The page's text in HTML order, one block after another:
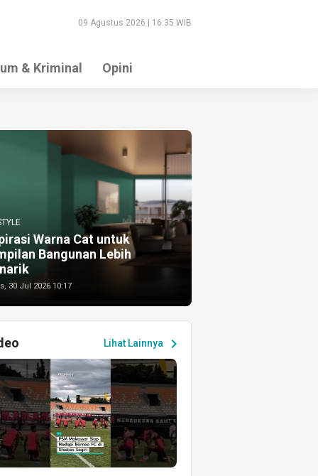
09 Agustus 2026 | 16:35 WIB
& Kriminal Opini
Warna Cat untuk
Bangunan Lebih
30 Jul 2026 10:17
Lihat Lainnya chevron_right